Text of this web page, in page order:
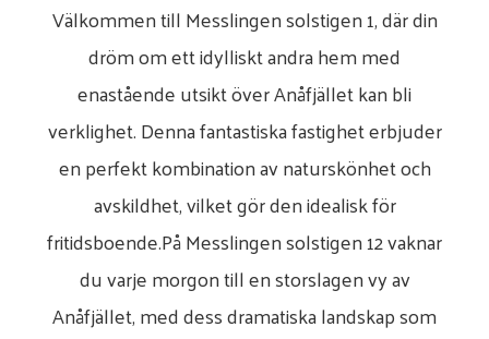
Välkommen till Messlingen solstigen 1, där din
dröm om ett idylliskt andra hem med
enastående utsikt över Anåfjället kan bli
verklighet. Denna fantastiska fastighet erbjuder
en perfekt kombination av naturskönhet och
avskildhet, vilket gör den idealisk för
fritidsboende.På Messlingen solstigen 12 vaknar
du varje morgon till en storslagen vy av
Anåfjället, med dess dramatiska landskap som